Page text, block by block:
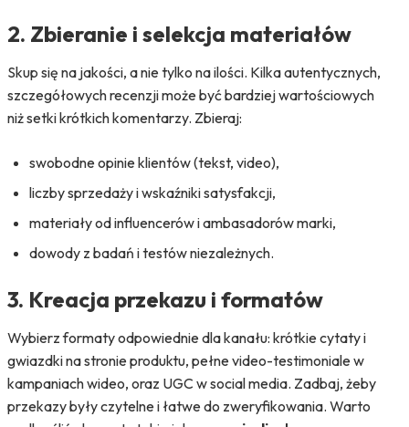
2. Zbieranie i selekcja materiałów
Skup się na jakości, a nie tylko na ilości. Kilka autentycznych,
szczegółowych recenzji może być bardziej wartościowych
niż setki krótkich komentarzy. Zbieraj:
swobodne opinie klientów (tekst, video),
liczby sprzedaży i wskaźniki satysfakcji,
materiały od influencerów i ambasadorów marki,
dowody z badań i testów niezależnych.
3. Kreacja przekazu i formatów
Wybierz formaty odpowiednie dla kanału: krótkie cytaty i
gwiazdki na stronie produktu, pełne video-testimoniale w
kampaniach wideo, oraz UGC w social media. Zadbaj, żeby
przekazy były czytelne i łatwe do zweryfikowania. Warto